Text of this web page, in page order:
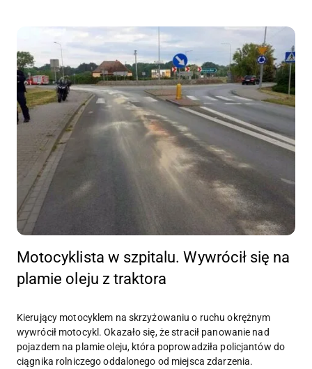
Motocyklista w szpitalu. Wywrócił się na
plamie oleju z traktora
Kierujący motocyklem na skrzyżowaniu o ruchu okrężnym
wywrócił motocykl. Okazało się, że stracił panowanie nad
pojazdem na plamie oleju, która poprowadziła policjantów do
ciągnika rolniczego oddalonego od miejsca zdarzenia.